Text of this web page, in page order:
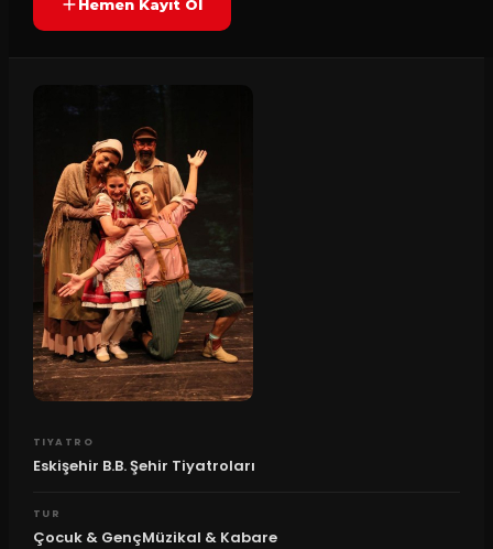
Hemen Kayıt Ol
TIYATRO
Eskişehir B.B. Şehir Tiyatroları
TUR
Çocuk & GençMüzikal & Kabare